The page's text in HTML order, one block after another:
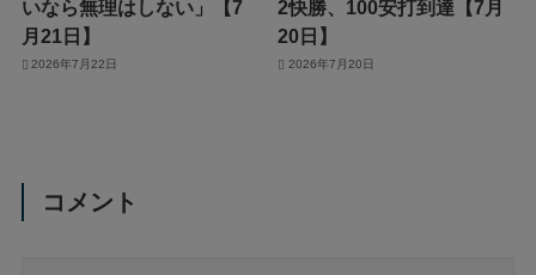
いなら無理はしない」【7
月21日】
2026年7月22日
2快勝、100安打到達【7月
20日】
2026年7月20日
コメント